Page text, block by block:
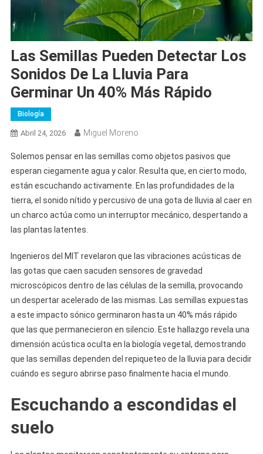
Las Semillas Pueden Detectar Los
Sonidos De La Lluvia Para
Germinar Un 40% Más Rápido
Biología
Abril 24, 2026 Miguel Moreno
Solemos pensar en las semillas como objetos pasivos que
esperan ciegamente agua y calor. Resulta que, en cierto modo,
están escuchando activamente. En las profundidades de la
tierra, el sonido nítido y percusivo de una gota de lluvia al caer en
un charco actúa como un interruptor mecánico, despertando a
las plantas latentes.
Ingenieros del MIT revelaron que las vibraciones acústicas de
las gotas que caen sacuden sensores de gravedad
microscópicos dentro de las células de la semilla, provocando
un despertar acelerado de las mismas. Las semillas expuestas
a este impacto sónico germinaron hasta un 40% más rápido
que las que permanecieron en silencio. Este hallazgo revela una
dimensión acústica oculta en la biología vegetal, demostrando
que las semillas dependen del repiqueteo de la lluvia para decidir
cuándo es seguro abrirse paso finalmente hacia el mundo.
Escuchando a escondidas el
suelo